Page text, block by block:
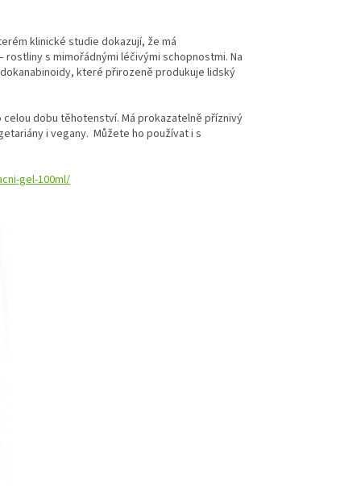
klinické studie dokazují, že má
s mimořádnými léčivými schopnostmi. Na
které přirozeně produkuje lidský
dobu těhotenství. Má prokazatelně příznivý
i vegany. Můžete ho používat i s
gel-100ml/